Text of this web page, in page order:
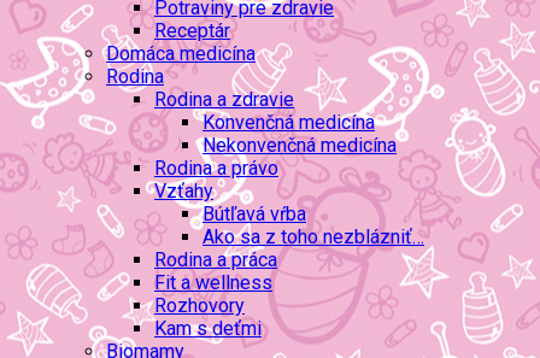
Potraviny pre zdravie
Receptár
Domáca medicína
Rodina
Rodina a zdravie
Konvenčná medicína
Nekonvenčná medicína
Rodina a právo
Vzťahy
Bútľavá vŕba
Ako sa z toho nezblázniť…
Rodina a práca
Fit a wellness
Rozhovory
Kam s deťmi
Biomamy